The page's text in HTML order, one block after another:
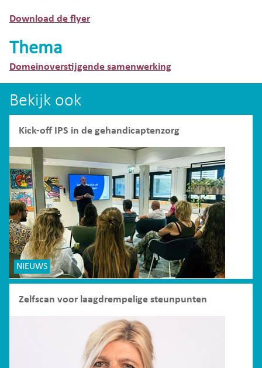
Download de flyer
Thema
Domeinoverstijgende samenwerking
Bekijk ook
Kick-off IPS in de gehandicaptenzorg
NIEUWS
Zelfscan voor laagdrempelige steunpunten